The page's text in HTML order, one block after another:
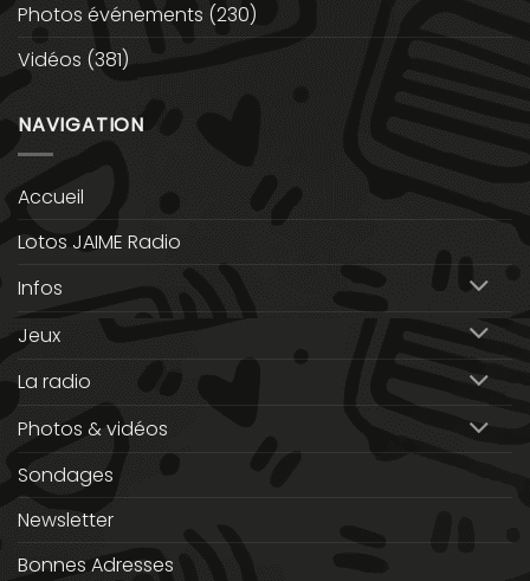
Photos événements (230)
Vidéos (381)
NAVIGATION
Accueil
Lotos JAIME Radio
Infos
Jeux
La radio
Photos & vidéos
Sondages
Newsletter
Bonnes Adresses